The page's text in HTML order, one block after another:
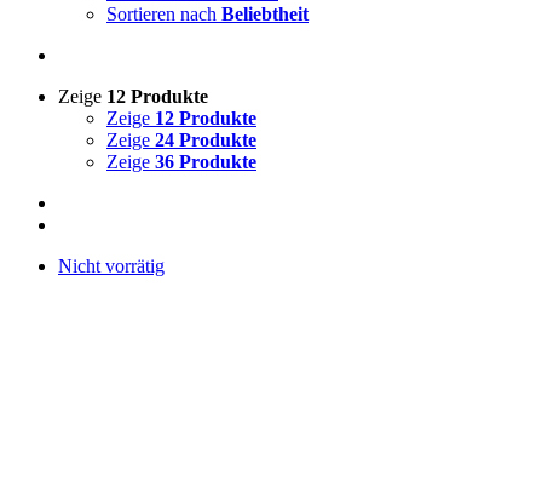
Sortieren nach Beliebtheit
Zeige 12 Produkte
Zeige 12 Produkte
Zeige 24 Produkte
Zeige 36 Produkte
Nicht vorrätig